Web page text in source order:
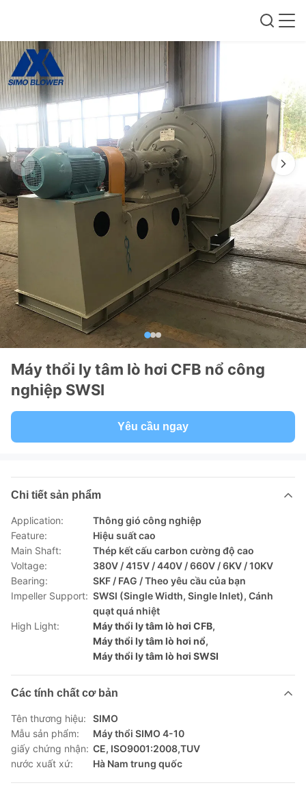
Máy thổi ly tâm lò hơi CFB nổ công
nghiệp SWSI
Yêu cầu ngay
Chi tiết sản phẩm
Application:
Thông gió công nghiệp
Feature:
Hiệu suất cao
Main Shaft:
Thép kết cấu carbon cường độ cao
Voltage:
380V / 415V / 440V / 660V / 6KV / 10KV
Bearing:
SKF / FAG / Theo yêu cầu của bạn
Impeller Support: SWSI (Single Width, Single Inlet), Cánh
quạt quá nhiệt
High Light:
Máy thổi ly tâm lò hơi CFB,
Máy thổi ly tâm lò hơi nổ,
Máy thổi ly tâm lò hơi SWSI
Các tính chất cơ bản
Tên thương hiệu:
SIMO
Mẫu sản phẩm:
Máy thổi SIMO 4-10
giấy chứng nhận: CE, ISO9001:2008,TUV
nước xuất xứ:
Hà Nam trung quốc